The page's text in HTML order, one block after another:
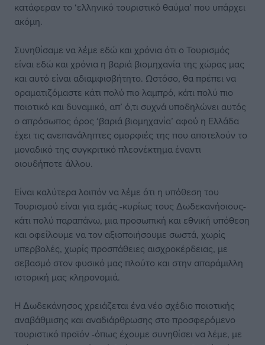
κατάφεραν το ‘ελληνικό τουριστικό θαύμα’ που υπάρχει
ακόμη.
Συνηθίσαμε να λέμε εδώ και χρόνια ότι ο Τουρισμός
είναι εδώ και χρόνια η βαριά βιομηχανία της χώρας μας
και αυτό είναι αδιαμφισβήτητο. Ωστόσο, θα πρέπει να
οραματιζόμαστε κάτι πολύ πιο λαμπρό, κάτι πολύ πιο
ποιοτικό και δυναμικό, απ’ ό,τι συχνά υποδηλώνει αυτός
ο απρόσωπος όρος ‘βαριά βιομηχανία’ αφού η Ελλάδα
έχει τις ανεπανάληπτες ομορφιές της που αποτελούν το
μοναδικό της συγκριτικό πλεονέκτημα έναντι
οιουδήποτε άλλου.
Είναι καλύτερα λοιπόν να λέμε ότι η υπόθεση του
Τουρισμού είναι για εμάς -κυρίως τους Δωδεκανήσιους-
κάτι πολύ παραπάνω, μια προσωπική και εθνική υπόθεση
και οφείλουμε να τον αξιοποιήσουμε σωστά, χωρίς
υπερβολές, χωρίς προσπάθειες αισχροκέρδειας, με
σεβασμό στον φυσικό μας πλούτο και στην απαράμιλλη
ιστορική μας κληρονομιά.
Η Δωδεκάνησος χρειάζεται ένα νέο σχέδιο ποιοτικής
αναβάθμισης και αναδιάρθρωσης στο προσφερόμενο
τουριστικό προϊόν -όπως έχουμε συνηθίσει να λέμε, με